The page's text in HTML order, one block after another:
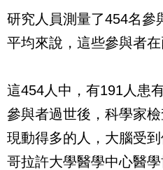
研究人員測量了454名參
平均來說，這些參與者在
這454人中，有191人患
參與者過世後，科學家
現動得多的人，大腦受
哥拉許大學醫學中心醫